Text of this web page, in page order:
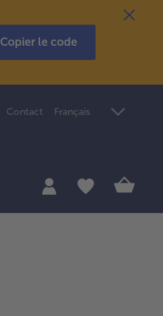
Copier le code
Contact Français